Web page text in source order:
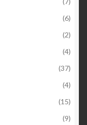
(6)
(2)
(4)
(37)
(4)
(15)
(9)